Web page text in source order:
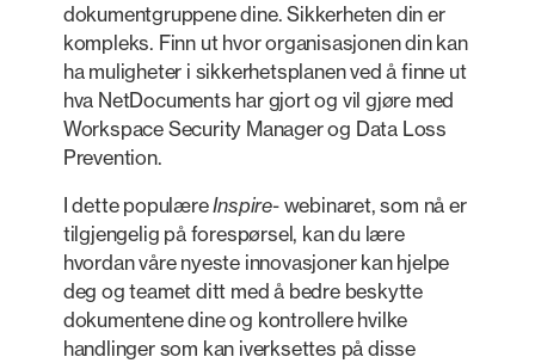
dokumentgruppene dine. Sikkerheten din er
kompleks. Finn ut hvor organisasjonen din kan
ha muligheter i sikkerhetsplanen ved å finne ut
hva NetDocuments har gjort og vil gjøre med
Workspace Security Manager og Data Loss
Prevention.
I dette populæreInspire-webinaret, som nå er
tilgjengelig på forespørsel, kan du lære
hvordan våre nyeste innovasjoner kan hjelpe
deg og teamet ditt med å bedre beskytte
dokumentene dine og kontrollere hvilke
handlinger som kan iverksettes på disse